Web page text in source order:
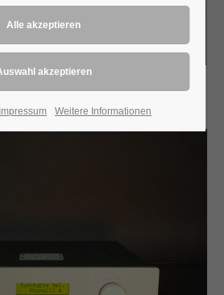
Tsakiridis
Impressum Weitere Informationen